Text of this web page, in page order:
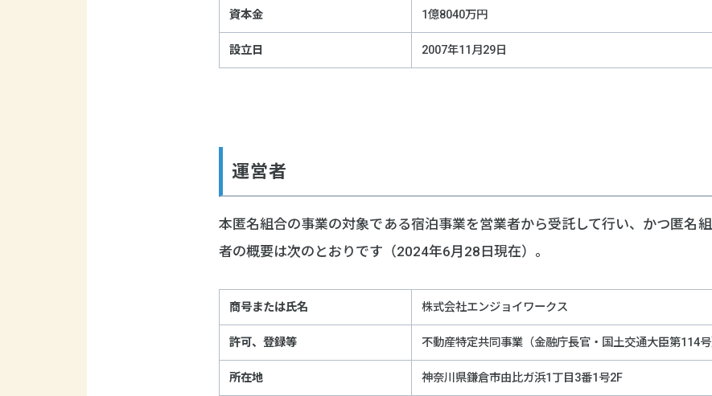
資本金 1億8040万円
設立日 2007年11月29日
運営者
本匿名組合の事業の対象である宿泊事業を営業者から受託して行い、かつ匿名
者の概要は次のとおりです（2024年6月28日現在）。
商号または氏名 株式会社エンジョイワークス
許可、登録等 不動産特定共同事業（金融庁長官・国土交通大臣第114号
所在地 神奈川県鎌倉市由比ガ浜1丁目3番1号2F